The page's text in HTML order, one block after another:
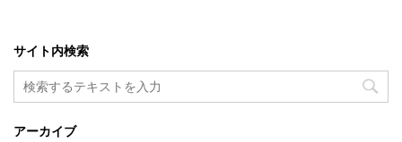
サイト内検索
アーカイブ